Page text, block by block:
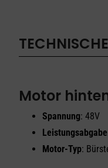
Motor
Spannung: 48V
Leistungsabgabe
Motor-Typ: